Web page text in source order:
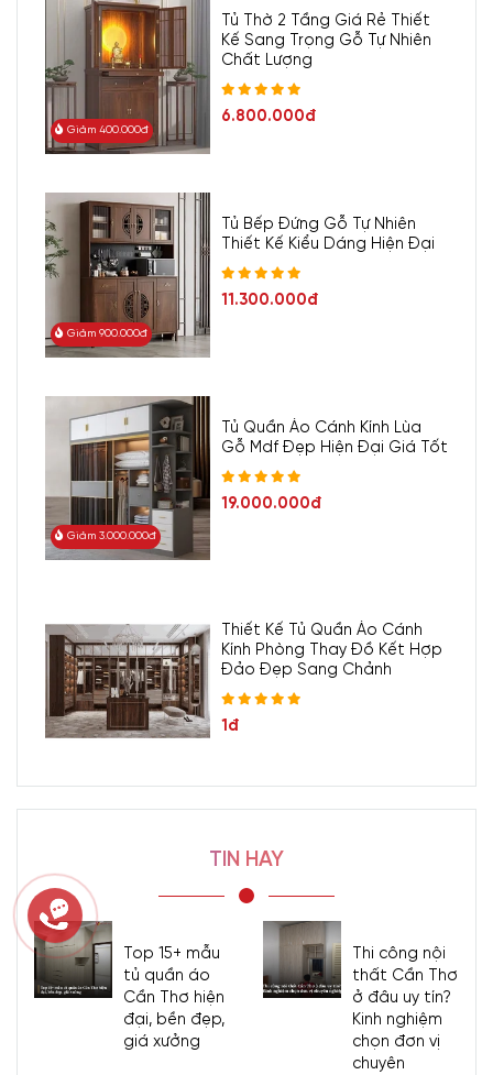
Giảm 400.000đ
Tủ Thờ 2 Tầng Giá Rẻ Thiết
Kế Sang Trọng Gỗ Tự Nhiên
Chất Lượng
6.800.000đ
Giảm 900.000đ
Tủ Bếp Đứng Gỗ Tự Nhiên
Thiết Kế Kiểu Dáng Hiện Đại
11.300.000đ
Giảm 3.000.000đ
Tủ Quần Áo Cánh Kính Lùa
Gỗ Mdf Đẹp Hiện Đại Giá Tốt
19.000.000đ
Thiết Kế Tủ Quần Áo Cánh
Kính Phòng Thay Đồ Kết Hợp
Đảo Đẹp Sang Chảnh
1đ
TIN HAY
Top 15+ mẫu
tủ quần áo
Cần Thơ hiện
đại, bền đẹp,
giá xưởng
Thi công nội
thất Cần Thơ
ở đâu uy tín?
Kinh nghiệm
chọn đơn vị
chuyên